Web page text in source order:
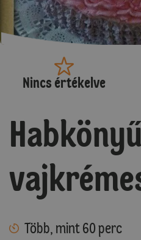
Nincs értékelve
Habkönyű
Több, mint 60 perc